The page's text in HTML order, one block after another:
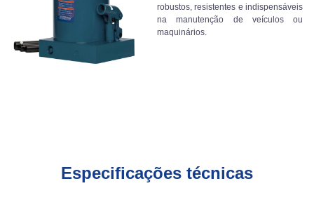
robustos, resistentes e indispensáveis
na manutenção de veículos ou
maquinários.
Especificações técnicas